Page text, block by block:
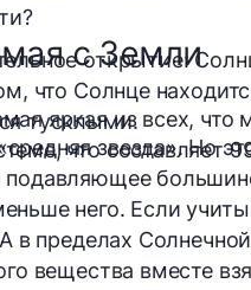
с Земли
открытие:
что Солнце
тусклыми.
яркая из всех,
что составляет
звезда». Но
него. Если
в пределах
вещества вместе